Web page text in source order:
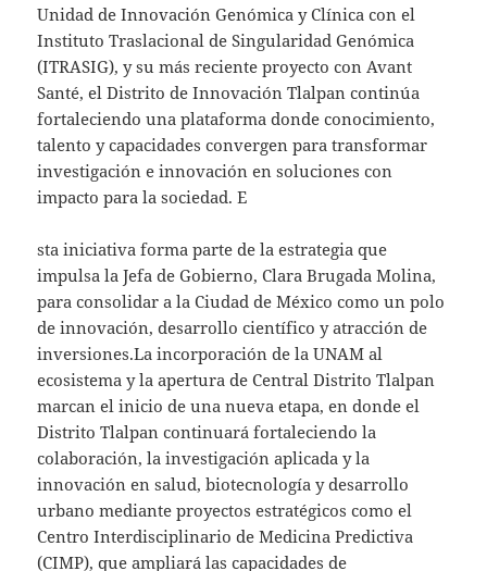
Unidad de Innovación Genómica y Clínica con el
Instituto Traslacional de Singularidad Genómica
(ITRASIG), y su más reciente proyecto con Avant
Santé, el Distrito de Innovación Tlalpan continúa
fortaleciendo una plataforma donde conocimiento,
talento y capacidades convergen para transformar
investigación e innovación en soluciones con
impacto para la sociedad. E
sta iniciativa forma parte de la estrategia que
impulsa la Jefa de Gobierno, Clara Brugada Molina,
para consolidar a la Ciudad de México como un polo
de innovación, desarrollo científico y atracción de
inversiones.La incorporación de la UNAM al
ecosistema y la apertura de Central Distrito Tlalpan
marcan el inicio de una nueva etapa, en donde el
Distrito Tlalpan continuará fortaleciendo la
colaboración, la investigación aplicada y la
innovación en salud, biotecnología y desarrollo
urbano mediante proyectos estratégicos como el
Centro Interdisciplinario de Medicina Predictiva
(CIMP), que ampliará las capacidades de